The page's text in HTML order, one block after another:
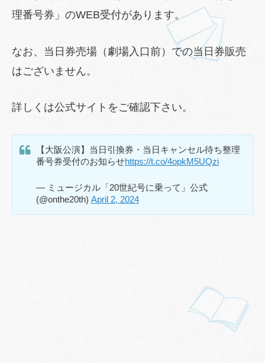
理番号券」のWEB受付があります。
なお、当日券売場（劇場入口前）での当日券販売
はございません。
詳しくは公式サイトをご確認下さい。
【大阪公演】当日引換券・当日キャンセル待ち整理
番号券受付のお知らせhttps://t.co/4opkM5UQzi
— ミュージカル「20世紀号に乗って」公式
(@onthe20th) April 2, 2024